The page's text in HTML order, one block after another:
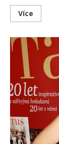
Více
more
letech.
Dcery
však
netrpí
a
nový
vztah